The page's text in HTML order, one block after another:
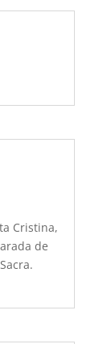
Cristina,
de